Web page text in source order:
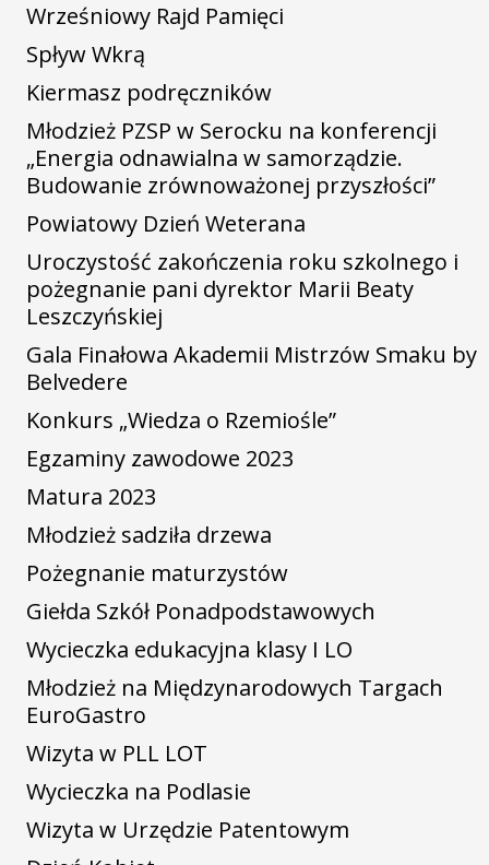
Wrześniowy Rajd Pamięci
Spływ Wkrą
Kiermasz podręczników
Młodzież PZSP w Serocku na konferencji
„Energia odnawialna w samorządzie.
Budowanie zrównoważonej przyszłości”
Powiatowy Dzień Weterana
Uroczystość zakończenia roku szkolnego i
pożegnanie pani dyrektor Marii Beaty
Leszczyńskiej
Gala Finałowa Akademii Mistrzów Smaku by
Belvedere
Konkurs „Wiedza o Rzemiośle”
Egzaminy zawodowe 2023
Matura 2023
Młodzież sadziła drzewa
Pożegnanie maturzystów
Giełda Szkół Ponadpodstawowych
Wycieczka edukacyjna klasy I LO
Młodzież na Międzynarodowych Targach
EuroGastro
Wizyta w PLL LOT
Wycieczka na Podlasie
Wizyta w Urzędzie Patentowym